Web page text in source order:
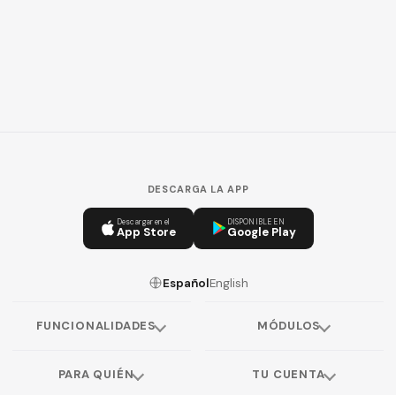
DESCARGA LA APP
Descargar en el
App Store
DISPONIBLE EN
Google Play
EspañolEnglish
FUNCIONALIDADES MÓDULOS
PARA QUIÉN TU CUENTA